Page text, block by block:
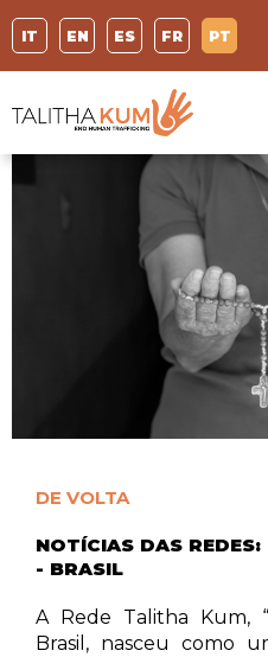
IT EN ES FR PT
DE VOLTA
NOTÍCIAS DAS
- BRASIL
A Rede Talitha Kum,
Brasil, nasceu como